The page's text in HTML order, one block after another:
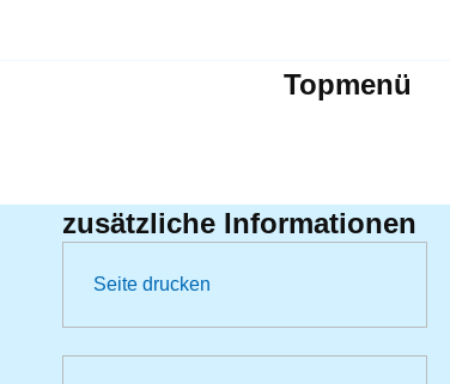
Topmenü
zusätzliche Informationen
Seite drucken